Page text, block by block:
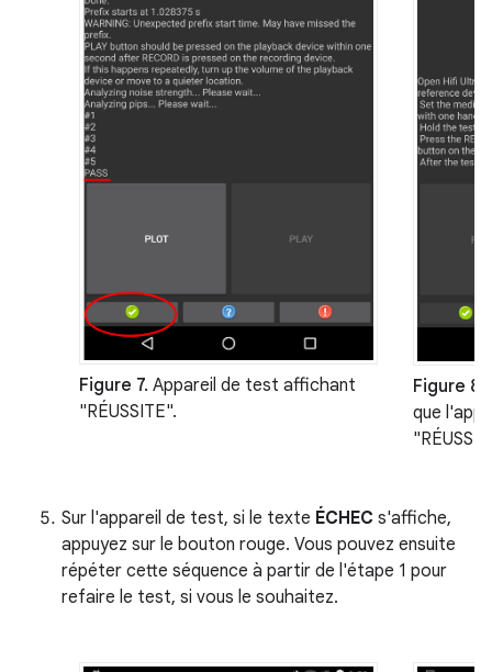
Figure 7. Appareil de test affichant
"RÉUSSITE".
Figure 8
que
Sur l'appareil de test, si le texte ÉCHEC s'affiche,
appuyez sur le bouton rouge. Vous pouvez ensuite
répéter cette séquence à partir de l'étape 1 pour
refaire le test, si vous le souhaitez.